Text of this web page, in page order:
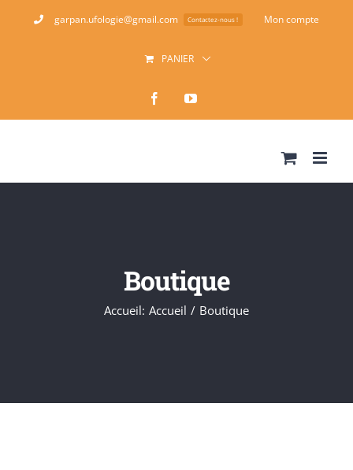
garpan.ufologie@gmail.com Contactez-nous ! Mon compte
PANIER
FacebookYouTube
Boutique
Accueil: Accueil / Boutique